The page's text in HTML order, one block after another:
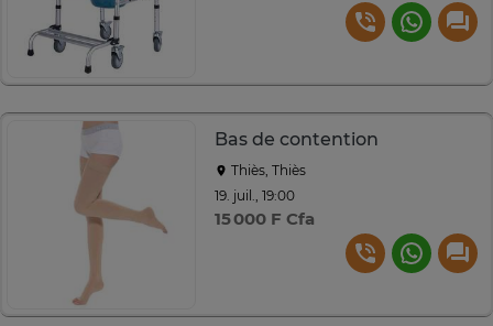
Bas de contention
Thiès, Thiès
19. juil., 19:00
15 000 F Cfa